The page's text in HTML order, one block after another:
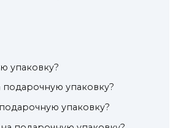
упаковку?
подарочную упаковку?
упаковку?